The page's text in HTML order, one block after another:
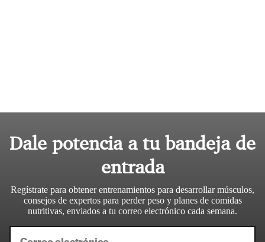
Dale potencia a tu bandeja de
entrada
Regístrate para obtener entrenamientos para desarrollar músculos,
consejos de expertos para perder peso y planes de comidas
nutritivas, enviados a tu correo electrónico cada semana.